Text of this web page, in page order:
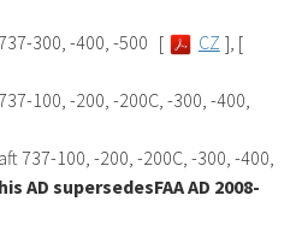
300, -400, -500 [
CZ ], [
100, -200, -200C, -300, -400,
737-100, -200, -200C, -300, -400,
AD supersedesFAA AD 2008-